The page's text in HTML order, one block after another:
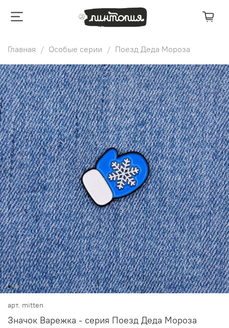
Главная Особые серии Поезд Деда Мороза
арт. mitten
Значок Варежка - серия Поезд Деда Мороза